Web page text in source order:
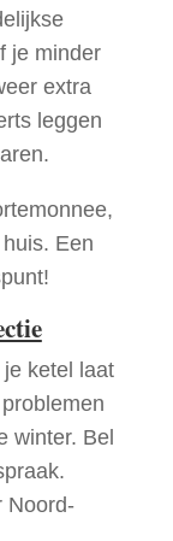
je minder
extra
leggen
Een
ketel laat
winter. Bel
Noord-